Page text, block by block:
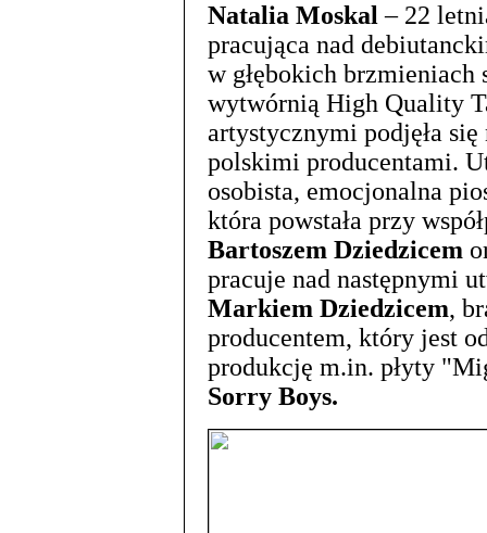
Natalia Moskal – 22
pracująca nad
w głębokich brzmieniach
wytwórnią High Quality
artystycznymi podjęła
polskimi producentami.
osobista, emocjonalna
która powstała przy
Bartoszem Dziedzicem
pracuje nad następnymi
Markiem Dziedzicem,
producentem, który jest
produkcję m.in. płyty
Sorry Boys.